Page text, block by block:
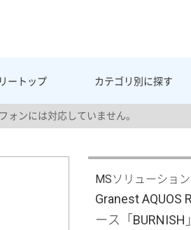
ー トップ カテゴリ別に探す
ォンには対応していません。
MSソリューショ
Granest AQUOS
ース「BURNISH